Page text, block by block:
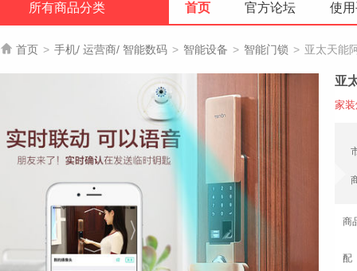
所有商品分类 首页 官方论坛 使
 首页 > 手机/ 运营商/ 智能数码 > 智能设备 > 智能门锁 > 亚太天能
亚
家
商